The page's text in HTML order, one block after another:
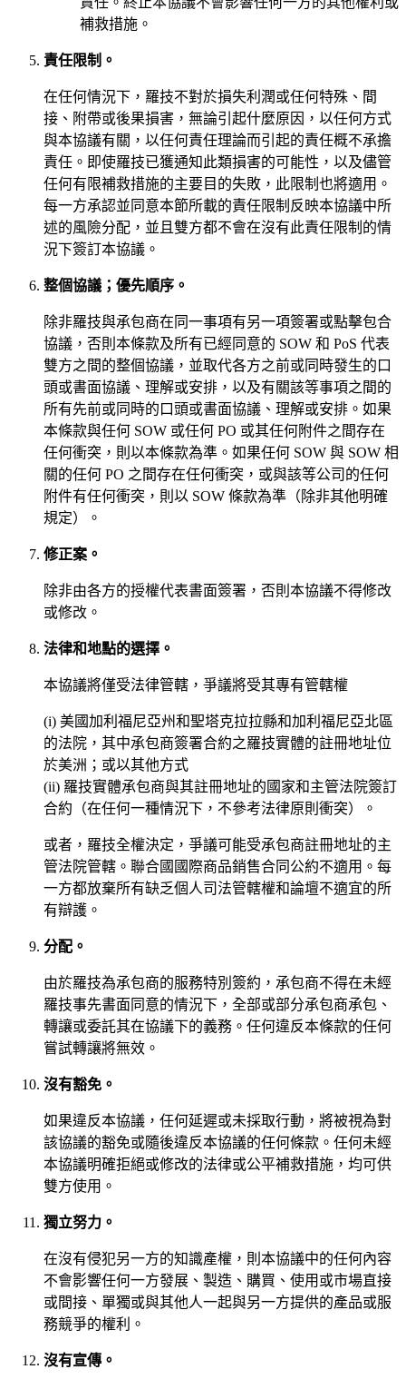
補救措施。
責任限制。
在任何情況下，羅技不對於損失利潤或任何特殊、間
接、附帶或後果損害，無論引起什麼原因，以任何方式
與本協議有關，以任何責任理論而引起的責任概不承擔
責任。即使羅技已獲通知此類損害的可能性，以及儘管
任何有限補救措施的主要目的失敗，此限制也將適用。
每一方承認並同意本節所載的責任限制反映本協議中所
述的風險分配，並且雙方都不會在沒有此責任限制的情
況下簽訂本協議。
整個協議；優先順序。
除非羅技與承包商在同一事項有另一項簽署或點擊包合
協議，否則本條款及所有已經同意的 SOW 和 PoS 代表
雙方之間的整個協議，並取代各方之前或同時發生的口
頭或書面協議、理解或安排，以及有關該等事項之間的
所有先前或同時的口頭或書面協議、理解或安排。如果
本條款與任何 SOW 或任何 PO 或其任何附件之間存在
任何衝突，則以本條款為準。如果任何 SOW 與 SOW 相
關的任何 PO 之間存在任何衝突，或與該等公司的任何
附件有任何衝突，則以 SOW 條款為準（除非其他明確
規定）。
修正案。
除非由各方的授權代表書面簽署，否則本協議不得修改
或修改。
法律和地點的選擇。
本協議將僅受法律管轄，爭議將受其專有管轄權
(i) 美國加利福尼亞州和聖塔克拉拉縣和加利福尼亞北區
的法院，其中承包商簽署合約之羅技實體的註冊地址位
於美洲；或以其他方式
(ii) 羅技實體承包商與其註冊地址的國家和主管法院簽訂
合約（在任何一種情況下，不參考法律原則衝突）。
或者，羅技全權決定，爭議可能受承包商註冊地址的主
管法院管轄。聯合國國際商品銷售合同公約不適用。每
一方都放棄所有缺乏個人司法管轄權和論壇不適宜的所
有辯護。
分配。
由於羅技為承包商的服務特別簽約，承包商不得在未經
羅技事先書面同意的情況下，全部或部分承包商承包、
轉讓或委託其在協議下的義務。任何違反本條款的任何
嘗試轉讓將無效。
沒有豁免。
如果違反本協議，任何延遲或未採取行動，將被視為對
該協議的豁免或隨後違反本協議的任何條款。任何未經
本協議明確拒絕或修改的法律或公平補救措施，均可供
雙方使用。
獨立努力。
在沒有侵犯另一方的知識產權，則本協議中的任何內容
不會影響任何一方發展、製造、購買、使用或市場直接
或間接、單獨或與其他人一起與另一方提供的產品或服
務競爭的權利。
沒有宣傳。